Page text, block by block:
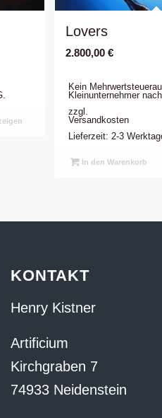
Lovers
2.800,00 €
Kein
Kleinunternehmer
zzgl.
Versandkosten
Lieferzeit: 2-3
In den Warenkorb
KONTAKT
Henry Kistner
Artificium
Kirchgraben 7
74933 Neidenstein